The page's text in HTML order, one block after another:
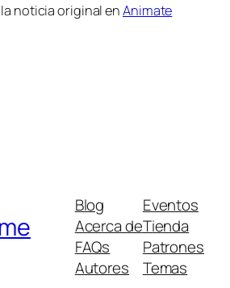
noticia original enAnimate
Blog
Acerca de
FAQs
Autores
Eventos
Tienda
Patrones
Temas